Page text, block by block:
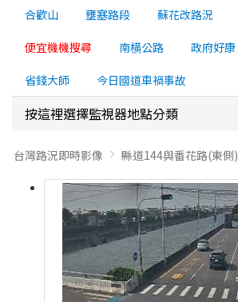
合歡山 壅塞路段 蘇花改路況
便宜機機搜尋 南横公路 政府好康
省錢大師 今日國道車禍事故
按這裡選擇監視器地點分類
台灣路況即時影像 縣道144與番花路(東側)